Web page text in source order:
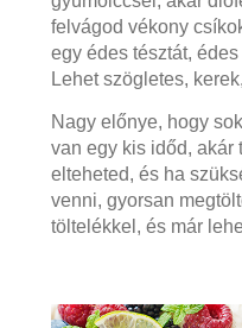
felvágod vékony
egy édes tésztát,
Lehet szögletes,
Nagy előnye, hogy
van egy kis időd, akár
elteheted, és ha
venni, gyorsan
töltelékkel, és már